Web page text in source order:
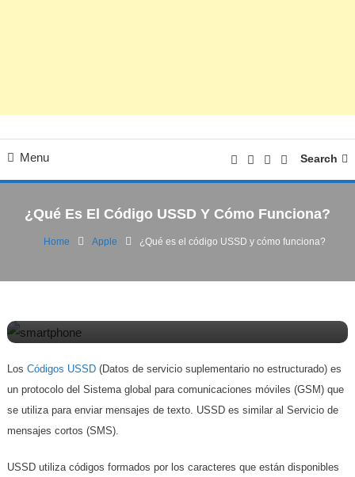
Menu Search
¿Qué Es El Código USSD Y Cómo Funciona?
Home Apple ¿Qué es el código USSD y cómo funciona?
Los Códigos USSD(Datos de servicio suplementario no estructurado) es
un protocolo del Sistema global para comunicaciones móviles (GSM) que
se utiliza para enviar mensajes de texto. USSD es similar al Servicio de
mensajes cortos (SMS).
USSD utiliza códigos formados por los caracteres que están disponibles